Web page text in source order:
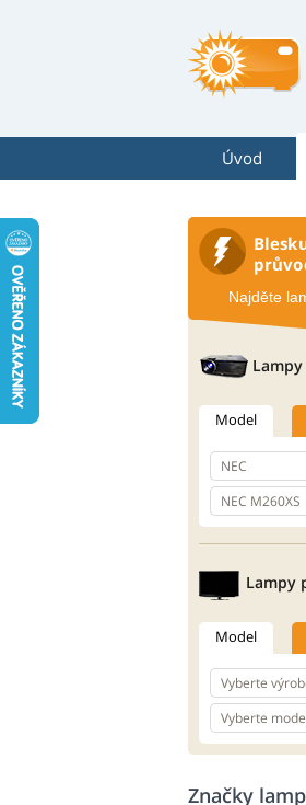
Úvod
Najděte
Model
Lampy
Model
Značky lamp